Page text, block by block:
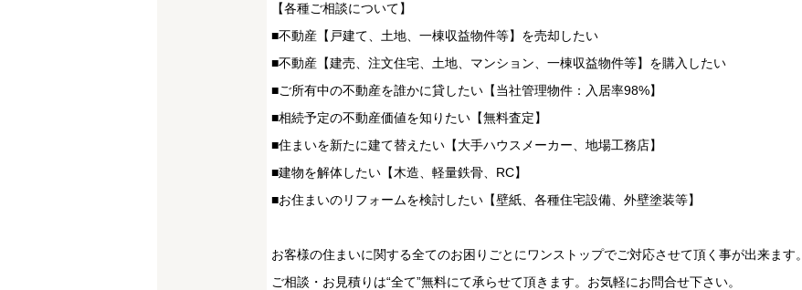
【各種ご相談について】
■不動産【戸建て、土地、一棟収益物件等】を売却したい
■不動産【建売、注文住宅、土地、マンション、一棟収益物件等】を購入したい
■ご所有中の不動産を誰かに貸したい【当社管理物件：入居率98%】
■相続予定の不動産価値を知りたい【無料査定】
■住まいを新たに建て替えたい【大手ハウスメーカー、地場工務店】
■建物を解体したい【木造、軽量鉄骨、RC】
■お住まいのリフォームを検討したい【壁紙、各種住宅設備、外壁塗装等】
お客様の住まいに関する全てのお困りごとにワンストップでご対応させて頂く事が出来ます。
ご相談・お見積りは“全て”無料にて承らせて頂きます。お気軽にお問合せ下さい。